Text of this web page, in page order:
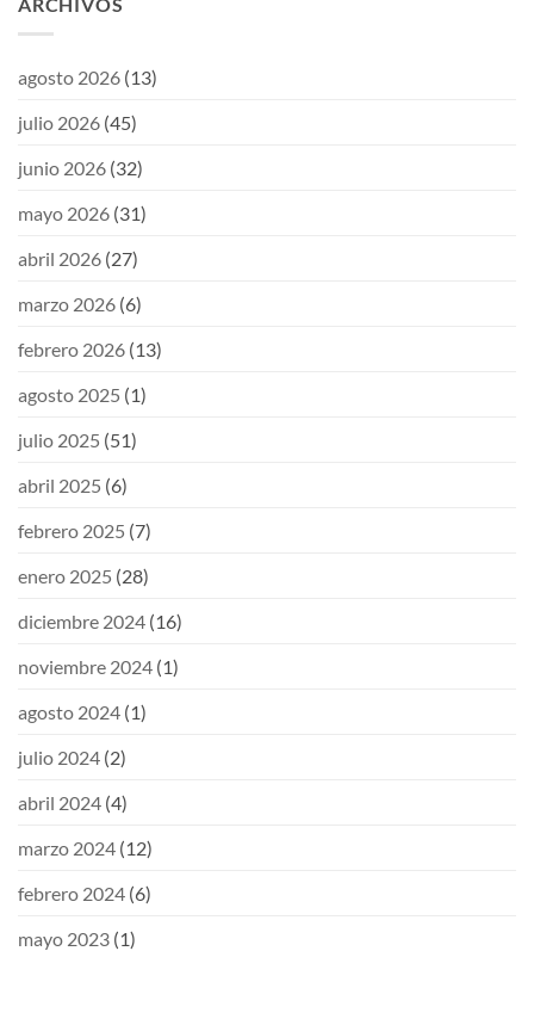
agosto 2026 (13)
julio 2026 (45)
junio 2026 (32)
mayo 2026 (31)
abril 2026 (27)
marzo 2026 (6)
febrero 2026 (13)
agosto 2025 (1)
julio 2025 (51)
abril 2025 (6)
febrero 2025 (7)
enero 2025 (28)
diciembre 2024 (16)
noviembre 2024 (1)
agosto 2024 (1)
julio 2024 (2)
abril 2024 (4)
marzo 2024 (12)
febrero 2024 (6)
mayo 2023 (1)